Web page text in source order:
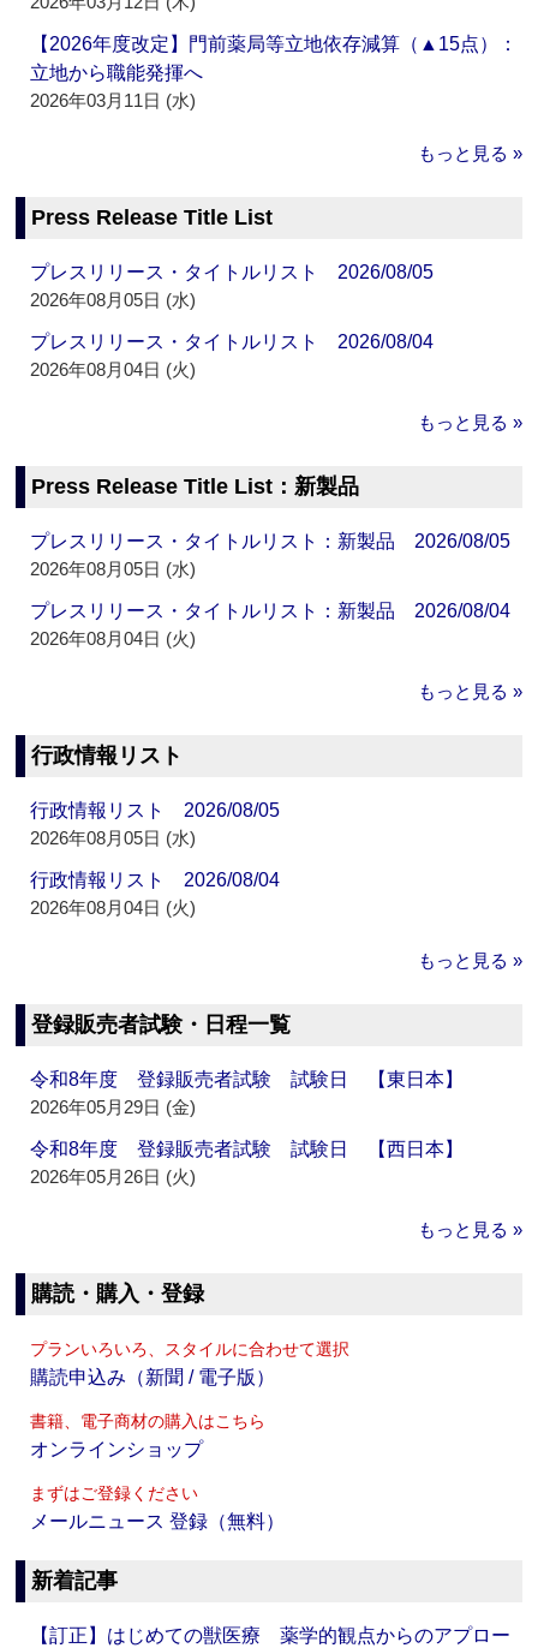
【2026年度改定】門前薬局等立地依存減算（▲15点）：
立地から職能発揮へ
2026年03月11日 (水)
もっと見る »
Press Release Title List
プレスリリース・タイトルリスト 2026/08/05
2026年08月05日 (水)
プレスリリース・タイトルリスト 2026/08/04
2026年08月04日 (火)
もっと見る »
Press Release Title List：新製品
プレスリリース・タイトルリスト：新製品 2026/08/05
2026年08月05日 (水)
プレスリリース・タイトルリスト：新製品 2026/08/04
2026年08月04日 (火)
もっと見る »
行政情報リスト
行政情報リスト 2026/08/05
2026年08月05日 (水)
行政情報リスト 2026/08/04
2026年08月04日 (火)
もっと見る »
登録販売者試験・日程一覧
令和8年度 登録販売者試験 試験日 【東日本】
2026年05月29日 (金)
令和8年度 登録販売者試験 試験日 【西日本】
2026年05月26日 (火)
もっと見る »
購読・購入・登録
プランいろいろ、スタイルに合わせて選択
購読申込み（新聞 / 電子版）
書籍、電子商材の購入はこちら
オンラインショップ
まずはご登録ください
メールニュース 登録（無料）
新着記事
【訂正】はじめての獣医療 薬学的観点からのアプロー